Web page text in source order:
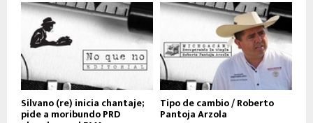
Silvano (re) inicia chantaje;
pide a moribundo PRD
Tipo de cambio / Roberto
Pantoja Arzola